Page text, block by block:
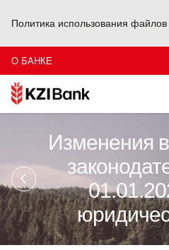
Политика использования
О БАНКЕ
Изменения